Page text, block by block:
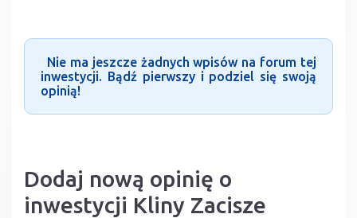
Nie ma jeszcze żadnych wpisów na forum tej
inwestycji. Bądź pierwszy i podziel się swoją
opinią!
Dodaj nową opinię o
inwestycji Kliny Zacisze